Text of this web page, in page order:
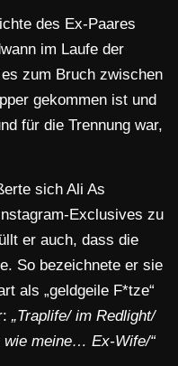
des Ex-Paares
im Laufe der
zum Bruch zwischen
gekommen ist und
für die Trennung war,
sich Ali As
Exclusives zu
er auch, dass die
So bezeichnete er sie
als „geldgeile F*tze“
„Traplife/ im Redlight/
wie meine… Ex-Wife/“